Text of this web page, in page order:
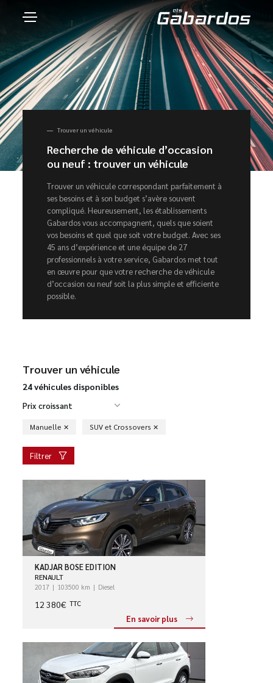
Trouver un véhicule
Recherche de véhicule d’occasion
ou neuf : trouver un véhicule
Trouver un véhicule correspondant parfaitement à
ses besoins et à son budget s’avère souvent
compliqué. Heureusement, les établissements
Gabardos vous accompagnent, quels que soient
vos besoins et quel que soit votre budget. Avec ses
45 ans d’expérience et une équipe de 27
professionnels à votre service, Gabardos met tout
en œuvre pour que votre recherche de véhicule
d’occasion ou neuf soit la plus simple et efficiente
possible.
Trouver un véhicule
24 véhicules disponibles
Prix croissant
Manuelle SUV et Crossovers
Filtrer
KADJAR BOSE EDITION
RENAULT
2017 103500 km Diesel
12 380€ TTC
En savoir plus